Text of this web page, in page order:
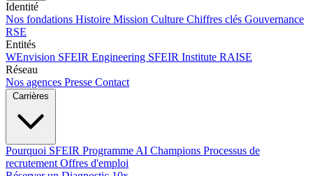
Identité
Nos fondations Histoire Mission Culture Chiffres clés Gouvernance
RSE
Entités
WEnvision SFEIR Engineering SFEIR Institute RAISE
Réseau
Nos agences Presse Contact
Carrières
Pourquoi SFEIR Programme AI Champions Processus de
recrutement Offres d'emploi